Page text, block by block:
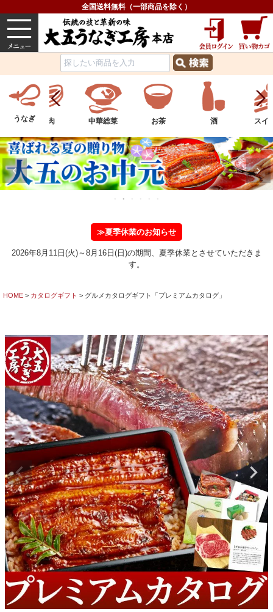
全国送料無料（一部商品を除く）
うなぎ 内祝い グルメ
うなぎ中華総菜 お茶 酒 スイーツ フル
≫夏季休業のお知らせ
2026年8月11日(火)～8月16日(日)の期間、夏季休業とさせていただきま
す。
HOME カタログギフト グルメカタログギフト「プレミアムカタログ」